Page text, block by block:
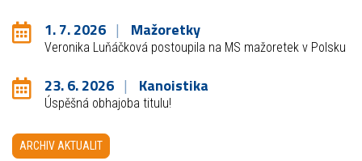
1. 7. 2026 Mažoretky
Veronika Luňáčková postoupila na MS mažoretek v Polsku
23. 6. 2026 Kanoistika
Úspěšná obhajoba titulu!
ARCHIV AKTUALIT